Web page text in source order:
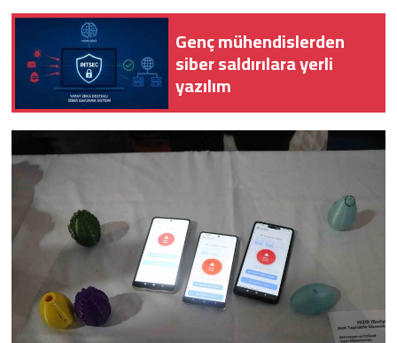
Genç mühendislerden
siber saldırılara yerli
yazılım